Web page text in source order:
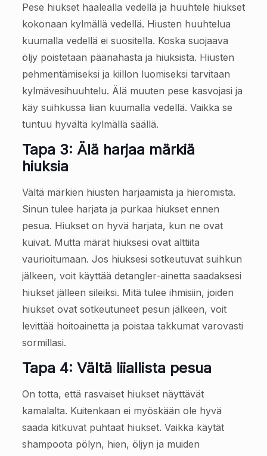
Pese hiukset haalealla vedellä ja huuhtele hiukset
kokonaan kylmällä vedellä. Hiusten huuhtelua
kuumalla vedellä ei suositella. Koska suojaava
öljy poistetaan päänahasta ja hiuksista. Hiusten
pehmentämiseksi ja kiillon luomiseksi tarvitaan
kylmävesihuuhtelu. Älä muuten pese kasvojasi ja
käy suihkussa liian kuumalla vedellä. Vaikka se
tuntuu hyvältä kylmällä säällä.
Tapa 3: Älä harjaa märkiä
hiuksia
Vältä märkien hiusten harjaamista ja hieromista.
Sinun tulee harjata ja purkaa hiukset ennen
pesua. Hiukset on hyvä harjata, kun ne ovat
kuivat. Mutta märät hiuksesi ovat alttiita
vaurioitumaan. Jos hiuksesi sotkeutuvat suihkun
jälkeen, voit käyttää detangler-ainetta saadaksesi
hiukset jälleen sileiksi. Mitä tulee ihmisiin, joiden
hiukset ovat sotkeutuneet pesun jälkeen, voit
levittää hoitoainetta ja poistaa takkumat varovasti
sormillasi.
Tapa 4: Vältä liiallista pesua
On totta, että rasvaiset hiukset näyttävät
kamalalta. Kuitenkaan ei myöskään ole hyvä
saada kitkuvat puhtaat hiukset. Vaikka käytät
shampoota pölyn, hien, öljyn ja muiden